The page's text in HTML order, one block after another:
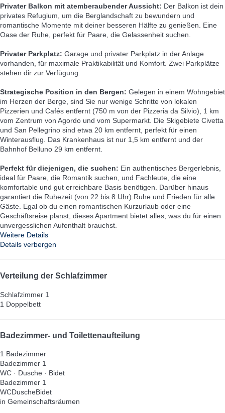
Privater Balkon mit atemberaubender Aussicht: Der Balkon ist dein
privates Refugium, um die Berglandschaft zu bewundern und
romantische Momente mit deiner besseren Hälfte zu genießen. Eine
Oase der Ruhe, perfekt für Paare, die Gelassenheit suchen.
Privater Parkplatz: Garage und privater Parkplatz in der Anlage
vorhanden, für maximale Praktikabilität und Komfort. Zwei Parkplätze
stehen dir zur Verfügung.
Strategische Position in den Bergen: Gelegen in einem Wohngebiet
im Herzen der Berge, sind Sie nur wenige Schritte von lokalen
Pizzerien und Cafés entfernt (750 m von der Pizzeria da Silvio), 1 km
vom Zentrum von Agordo und vom Supermarkt. Die Skigebiete Civetta
und San Pellegrino sind etwa 20 km entfernt, perfekt für einen
Winterausflug. Das Krankenhaus ist nur 1,5 km entfernt und der
Bahnhof Belluno 29 km entfernt.
Perfekt für diejenigen, die suchen: Ein authentisches Bergerlebnis,
ideal für Paare, die Romantik suchen, und Fachleute, die eine
komfortable und gut erreichbare Basis benötigen. Darüber hinaus
garantiert die Ruhezeit (von 22 bis 8 Uhr) Ruhe und Frieden für alle
Gäste. Egal ob du einen romantischen Kurzurlaub oder eine
Geschäftsreise planst, dieses Apartment bietet alles, was du für einen
unvergesslichen Aufenthalt brauchst.
Weitere Details
Details verbergen
Verteilung der Schlafzimmer
Schlafzimmer 1
1 Doppelbett
Badezimmer- und Toilettenaufteilung
1 Badezimmer
Badezimmer 1
WC · Dusche · Bidet
Badezimmer 1
WCDuscheBidet
in Gemeinschaftsräumen